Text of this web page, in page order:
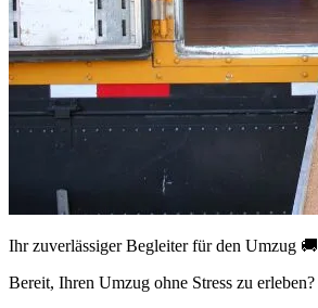
Ihr zuverlässiger Begleiter für den Umzug 🚚
Bereit, Ihren Umzug ohne Stress zu erleben?